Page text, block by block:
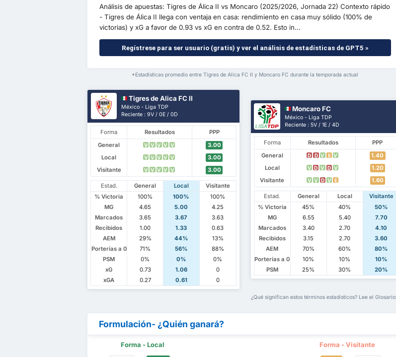
Análisis de apuestas: Tigres de Álica II vs Moncaro (2025/2026, Jornada 22) Contexto rápido
- Tigres de Álica II llega con ventaja en casa: rendimiento en casa muy sólido (100% de
victorias) y xG a favor de 0.93 vs xG en contra de 0.52. Esto in...
Regístrese para ser usuario (gratis) y ver el análisis de estadísticas de GPT5 »
*Estadísticas promedio entre Tigres de Alica FC II y Moncaro FC durante la temporada actual
Tigres de Alica FC II
México - Liga TDP
Reciente : 9V / 0E / 0D
Forma Resultados
PPP
General
V V V V V
3.00
Local
V V V V V
3.00
Visitante
V V V V V 3.00
Estad. General Local
Visitante
% Victoria
100% 100%
100%
MG
4.65 5.00
4.25
Marcados
3.65 3.67
3.63
Recibidos
1.00 1.33
0.63
AEM
29% 44%
13%
Porterías a 0
71% 56%
88%
PSM
0% 0%
0%
xG
0.73 1.06
0
xGA
0.27 0.61 0
Moncaro FC
México - Liga TDP
Reciente : 5V / 1E / 4D
Forma Resultados
PPP
General
D D V E V
1.40
Local
V D V D V
1.20
Visitante
V V D V E 1.60
Estad. General Local
Visitante
% Victoria
45% 40%
50%
MG
6.55 5.40
7.70
Marcados
3.40 2.70
4.10
Recibidos
3.15 2.70
3.60
AEM
70% 60%
80%
Porterías a 0
10% 10%
10%
PSM
25% 30% 20%
¿Qué significan estos términos estadísticos? Lee el Glosario
Formulación- ¿Quién ganará?
Forma - Local Forma - Visitante